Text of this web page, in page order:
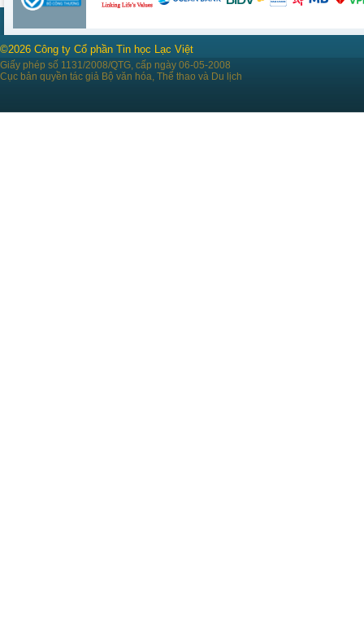
©2026 Công ty Cổ phần Tin học Lạc Việt
Giấy phép số 1131/2008/QTG, cấp ngày 06-05-2008
Cục bản quyền tác giả Bộ văn hóa, Thể thao và Du lịch